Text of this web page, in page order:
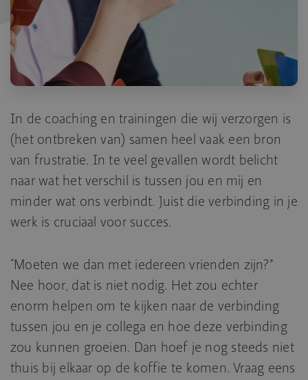
In de coaching en trainingen die wij verzorgen is
(het ontbreken van) samen heel vaak een bron
van frustratie. In te veel gevallen wordt belicht
naar wat het verschil is tussen jou en mij en
minder wat ons verbindt. Juist die verbinding in je
werk is cruciaal voor succes.
“Moeten we dan met iedereen vrienden zijn?”
Nee hoor, dat is niet nodig. Het zou echter
enorm helpen om te kijken naar de verbinding
tussen jou en je collega en hoe deze verbinding
zou kunnen groeien. Dan hoef je nog steeds niet
thuis bij elkaar op de koffie te komen. Vraag eens